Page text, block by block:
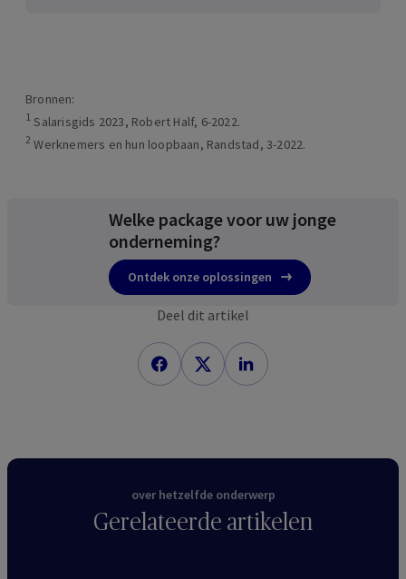
Bronnen:
1 Salarisgids 2023, Robert Half, 6-2022.
2 Werknemers en hun loopbaan, Randstad, 3-2022.
Welke package voor uw jonge
onderneming?
Ontdek onze oplossingen
Deel dit artikel
over hetzelfde onderwerp
Gerelateerde artikelen